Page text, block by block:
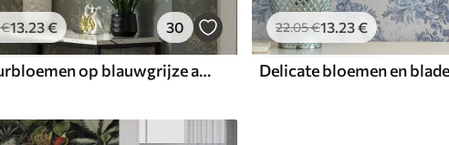
€13.23€ 30
Contourbloemen op blauwgrijze achtergrond, elegant botanisch patroon
22.05€13.23€